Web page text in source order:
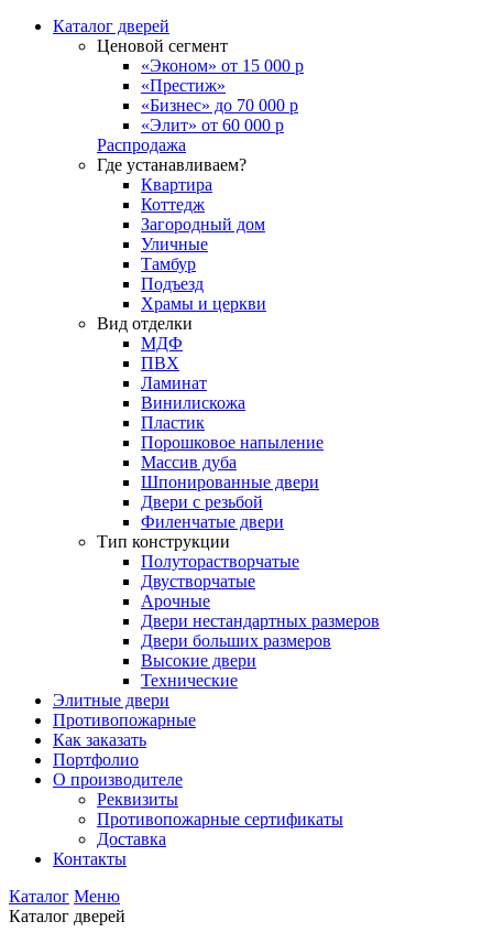
Каталог дверей
Ценовой сегмент
«Эконом» от 15 000 р
«Престиж»
«Бизнес» до 70 000 р
«Элит» от 60 000 р
Распродажа
Где устанавливаем?
Квартира
Коттедж
Загородный дом
Уличные
Тамбур
Подъезд
Храмы и церкви
Вид отделки
МДФ
ПВХ
Ламинат
Винилискожа
Пластик
Порошковое напыление
Массив дуба
Шпонированные двери
Двери с резьбой
Филенчатые двери
Тип конструкции
Полуторастворчатые
Двустворчатые
Арочные
Двери нестандартных размеров
Двери больших размеров
Высокие двери
Технические
Элитные двери
Противопожарные
Как заказать
Портфолио
О производителе
Реквизиты
Противопожарные сертификаты
Доставка
Контакты
Каталог Меню
Каталог дверей